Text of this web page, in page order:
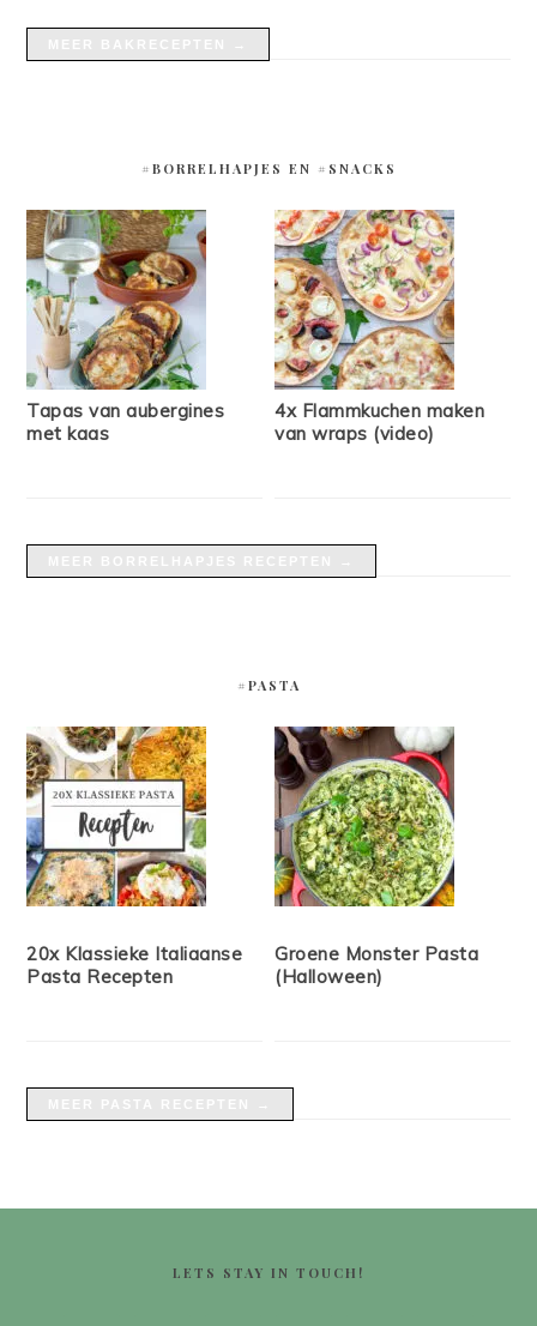
#BORRELHAPJES EN #SNACKS
Tapas van aubergines
met kaas
4x Flammkuchen maken
van wraps (video)
#PASTA
20x Klassieke Italiaanse
Pasta Recepten
Groene Monster Pasta
(Halloween)
LETS STAY IN TOUCH!